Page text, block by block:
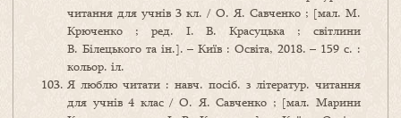
читання для учнів 3 кл. / О. Я. Савченко ; [мал. М.
Крюченко ; ред. І. В. Красуцька ; світлини
В. Білецького та ін.]. – Київ : Освіта, 2018. – 159 с. :
кольор. іл.
Я люблю читати : навч. посіб. з літератур. читання
для учнів 4 клас / О. Я. Савченко ; [мал. Марини